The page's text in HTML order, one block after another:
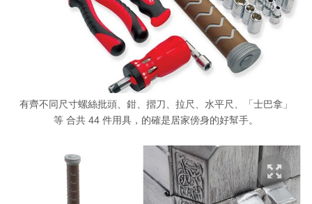
有齊不同尺寸螺絲批頭、鉗、摺刀、拉尺、水平尺、「士巴拿」
等 合共 44 件用具，的確是居家傍身的好幫手。